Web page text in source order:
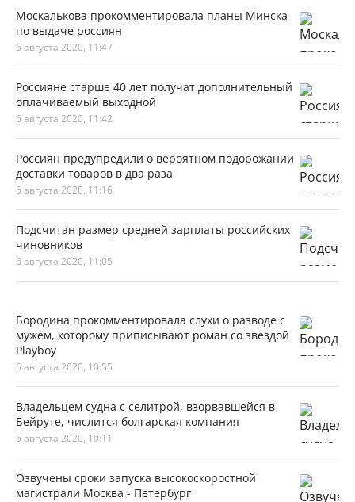
Москалькова прокомментировала планы Минска
по выдаче россиян
6 августа 2020, 11:47
Россияне старше 40 лет получат дополнительный
оплачиваемый выходной
6 августа 2020, 11:42
Россиян предупредили о вероятном подорожании
доставки товаров в два раза
6 августа 2020, 11:16
Подсчитан размер средней зарплаты российских
чиновников
6 августа 2020, 11:05
Бородина прокомментировала слухи о разводе с
мужем, которому приписывают роман со звездой
Playboy
6 августа 2020, 10:55
Владельцем судна с селитрой, взорвавшейся в
Бейруте, числится болгарская компания
6 августа 2020, 10:11
Озвучены сроки запуска высокоскоростной
магистрали Москва - Петербург